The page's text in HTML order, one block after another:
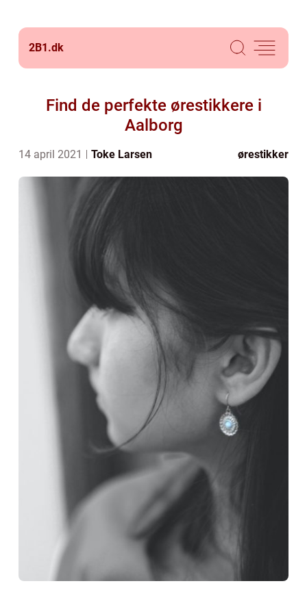
2B1.dk
Find de perfekte ørestikkere i
Aalborg
14 april 2021 Toke Larsen ørestikker